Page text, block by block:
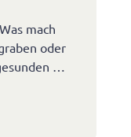
mach
oder
…